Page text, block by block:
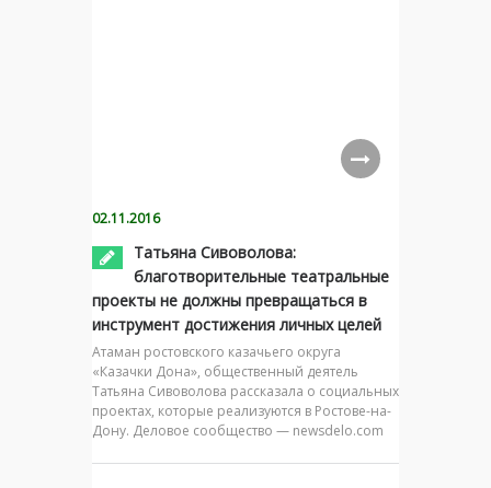
02.11.2016
Татьяна Сивоволова:
благотворительные театральные
проекты не должны превращаться в
инструмент достижения личных целей
Атаман ростовского казачьего округа
«Казачки Дона», общественный деятель
Татьяна Сивоволова рассказала о социальных
проектах, которые реализуются в Ростове-на-
Дону. Деловое сообщество — newsdelo.com